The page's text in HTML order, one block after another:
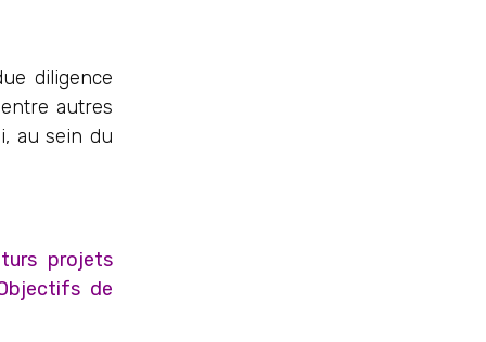
diligence
autres
au sein du
projets
de